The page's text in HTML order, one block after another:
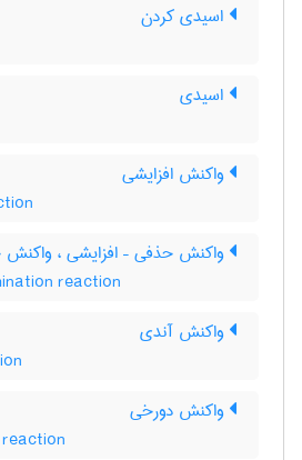
اسیدی کردن
اسیدی
واکنش افزایشی
واکنش حذفی – افزایشی ،
reaction
واکنش آندی
واکنش دورخی